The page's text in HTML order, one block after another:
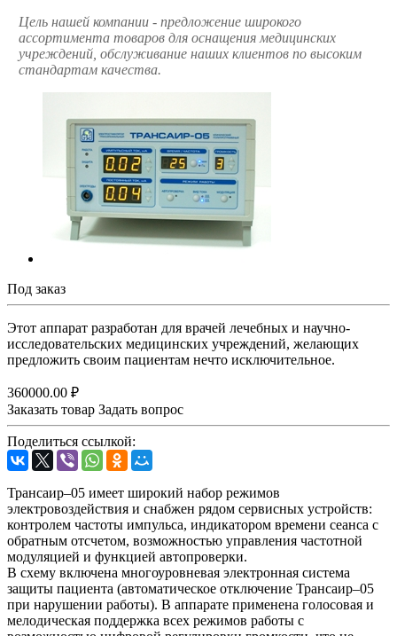
Цель нашей компании - предложение широкого
ассортимента товаров для оснащения медицинских
учреждений, обслуживание наших клиентов по высоким
стандартам качества.
Под заказ
Этот аппарат разработан для врачей лечебных и научно-
исследовательских медицинских учреждений, желающих
предложить своим пациентам нечто исключительное.
360000.00 ₽
Заказать товар Задать вопрос
Поделиться ссылкой:
Трансаир–05 имеет широкий набор режимов
электровоздействия и снабжен рядом сервисных устройств:
контролем частоты импульса, индикатором времени сеанса с
обратным отсчетом, возможностью управления частотной
модуляцией и функцией автопроверки.
В схему включена многоуровневая электронная система
защиты пациента (автоматическое отключение Трансаир–05
при нарушении работы). В аппарате применена голосовая и
мелодическая поддержка всех режимов работы с